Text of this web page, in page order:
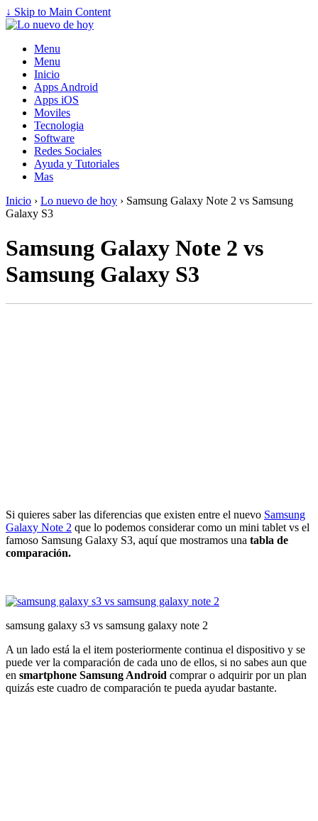
↓ Skip to Main Content
Menu
Menu
Inicio
Apps Android
Apps iOS
Moviles
Tecnologia
Software
Redes Sociales
Ayuda y Tutoriales
Mas
Inicio › Lo nuevo de hoy › Samsung Galaxy Note 2 vs Samsung
Galaxy S3
Samsung Galaxy Note 2 vs
Samsung Galaxy S3
Si quieres saber las diferencias que existen entre el nuevo Samsung
Galaxy Note 2 que lo podemos considerar como un mini tablet vs el
famoso Samsung Galaxy S3, aquí que mostramos una tabla de
comparación.
samsung galaxy s3 vs samsung galaxy note 2
A un lado está la el item posteriormente continua el dispositivo y se
puede ver la comparación de cada uno de ellos, si no sabes aun que
en smartphone Samsung Android comprar o adquirir por un plan
quizás este cuadro de comparación te pueda ayudar bastante.